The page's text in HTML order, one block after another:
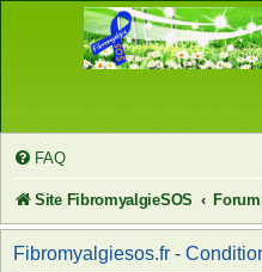
FAQ
Site FibromyalgieSOS
Fibromyalgiesos.fr -